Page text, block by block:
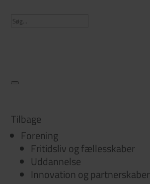
Tilbage
Forening
Fritidsliv og fællesskaber
Uddannelse
Innovation og partnerskaber